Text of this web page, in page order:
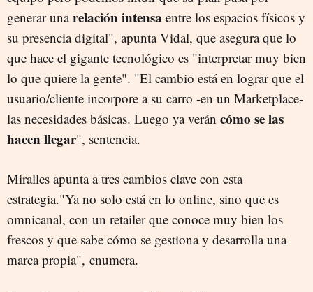
generar unarelación intensa entre los espacios físicos y
su presencia digital", apunta Vidal, que asegura que lo
que hace el gigante tecnológico es "interpretar muy bien
lo que quiere la gente". "El cambio está en lograr que el
usuario/cliente incorpore a su carro -en un Marketplace-
las necesidades básicas. Luego ya verán cómo se las
hacen llegar", sentencia.
Miralles apunta a tres cambios clave con esta
estrategia."Ya no solo está en lo online, sino que es
omnicanal, con un retailer que conoce muy bien los
frescos y que sabe cómo se gestiona y desarrolla una
marca propia", enumera.